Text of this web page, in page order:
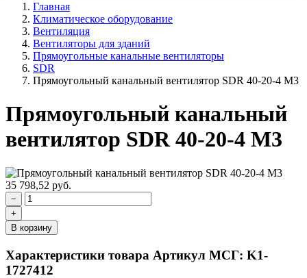
Главная
Климатическое оборудование
Вентиляция
Вентиляторы для зданий
Прямоугольные канальные вентиляторы
SDR
Прямоугольный канальный вентилятор SDR 40-20-4 M3
Прямоугольный канальный
вентилятор SDR 40-20-4 M3
35 798,52 руб.
−
+
В корзину
Характеристики товара Артикул МСГ: K1-
1727412